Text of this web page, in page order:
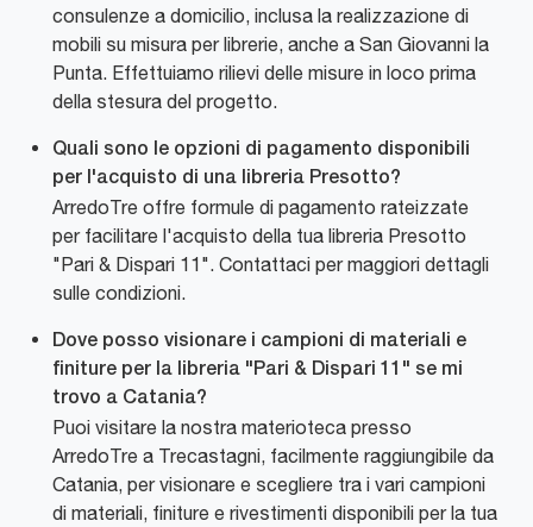
consulenze a domicilio, inclusa la realizzazione di
mobili su misura per librerie, anche a San Giovanni la
Punta. Effettuiamo rilievi delle misure in loco prima
della stesura del progetto.
Quali sono le opzioni di pagamento disponibili
per l'acquisto di una libreria Presotto?
ArredoTre offre formule di pagamento rateizzate
per facilitare l'acquisto della tua libreria Presotto
"Pari & Dispari 11". Contattaci per maggiori dettagli
sulle condizioni.
Dove posso visionare i campioni di materiali e
finiture per la libreria "Pari & Dispari 11" se mi
trovo a Catania?
Puoi visitare la nostra materioteca presso
ArredoTre a Trecastagni, facilmente raggiungibile da
Catania, per visionare e scegliere tra i vari campioni
di materiali, finiture e rivestimenti disponibili per la tua